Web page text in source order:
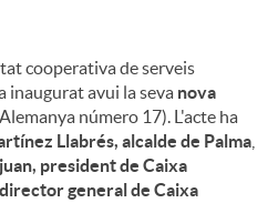
cooperativa de serveis
inaugurat avui la seva nova
número 17). L'acte ha
Llabrés, alcalde de Palma
president de Caixa
general de Caixa